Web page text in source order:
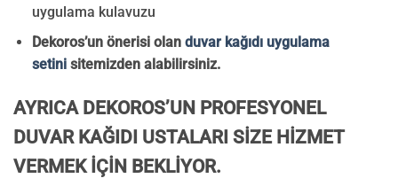
uygulama kulavuzu
Dekoros’un önerisi olan duvar kağıdı uygulama
setinisitemizden alabilirsiniz.
AYRICA DEKOROS’UN PROFESYONEL
DUVAR KAĞIDI USTALARI SİZE HİZMET
VERMEK İÇİN BEKLİYOR.